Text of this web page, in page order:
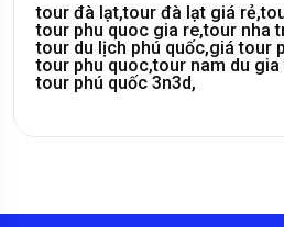
tour đà lạt,tour đà lạt giá rẻ,
tour phu quoc gia re,tour nha
tour du lịch phú quốc,giá tour
tour phu quoc,tour nam du gia
tour phú quốc 3n3d,